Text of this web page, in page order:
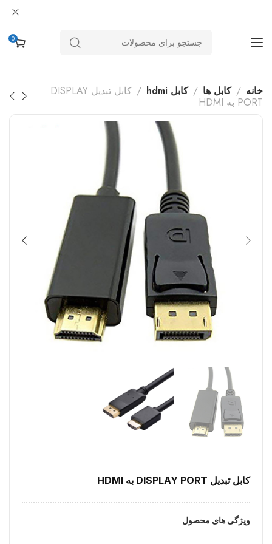
0
خانه کابل ها کابل hdmi
کابل تبدیل DISPLAY
PORT به HDMI
کابل تبدیل DISPLAY PORT به HDMI
ویژگی های محصول